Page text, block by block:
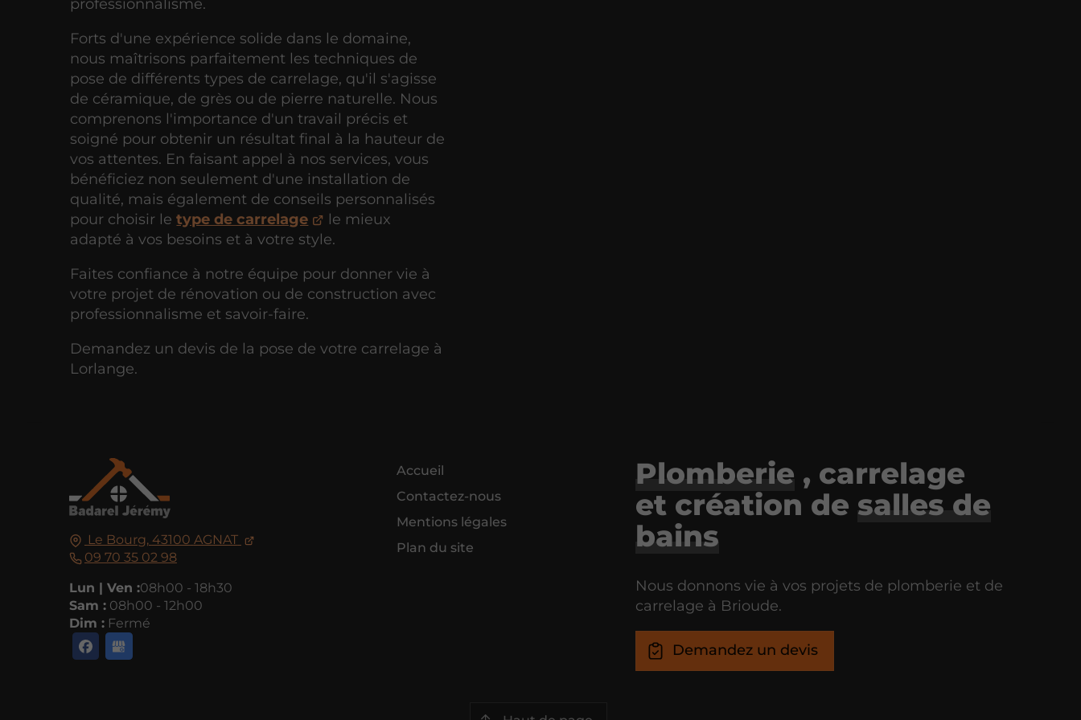
professionnalisme.
Forts d'une expérience solide dans le domaine,
nous maîtrisons parfaitement les techniques de
pose de différents types de carrelage, qu'il s'agisse
de céramique, de grès ou de pierre naturelle. Nous
comprenons l'importance d'un travail précis et
soigné pour obtenir un résultat final à la hauteur de
vos attentes. En faisant appel à nos services, vous
bénéficiez non seulement d'une installation de
qualité, mais également de conseils personnalisés
pour choisir letype de carrelage
le mieux
adapté à vos besoins et à votre style.
Faites confiance à notre équipe pour donner vie à
votre projet de rénovation ou de construction avec
professionnalisme et savoir-faire.
Demandez un devis de la pose de votre carrelage à
Lorlange.
Le Bourg, 43100 AGNAT
09 70 35 02 98
Lun | Ven :08h00 - 18h30
Sam :08h00 - 12h00
Dim :Fermé
Accueil
Contactez-nous
Mentions légales
Plan du site
Plomberie , carrelage
et création desalles de
bains
Nous donnons vie à vos projets de plomberie et de
carrelage à Brioude.
Demandez un devis